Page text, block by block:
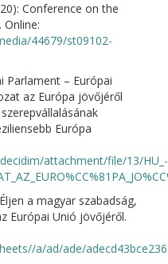
Conference on the
44679/st09102-
Parlament – Európai
az Európa jövőjéről
Európa
attachment/file/13/HU_-
a magyar szabadság,
Európai Unió jövőjéről.
a/ad/ade/